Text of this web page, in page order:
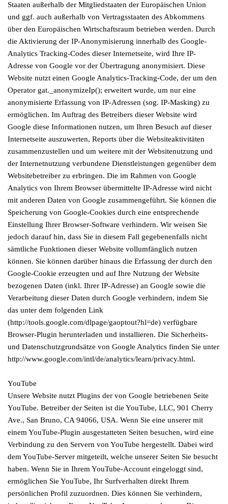
Staaten außerhalb der Mitgliedstaaten der Europäischen Union
und ggf. auch außerhalb von Vertragsstaaten des Abkommens
über den Europäischen Wirtschaftsraum betrieben werden. Durch
die Aktivierung der IP-Anonymisierung innerhalb des Google-
Analytics Tracking-Codes dieser Internetseite, wird Ihre IP-
Adresse von Google vor der Übertragung anonymisiert. Diese
Website nutzt einen Google Analytics-Tracking-Code, der um den
Operator gat._anonymizeIp(); erweitert wurde, um nur eine
anonymisierte Erfassung von IP-Adressen (sog. IP-Masking) zu
ermöglichen. Im Auftrag des Betreibers dieser Website wird
Google diese Informationen nutzen, um Ihren Besuch auf dieser
Internetseite auszuwerten, Reports über die Websiteaktivitäten
zusammenzustellen und um weitere mit der Websitenutzung und
der Internetnutzung verbundene Dienstleistungen gegenüber dem
Websitebetreiber zu erbringen. Die im Rahmen von Google
Analytics von Ihrem Browser übermittelte IP-Adresse wird nicht
mit anderen Daten von Google zusammengeführt. Sie können die
Speicherung von Google-Cookies durch eine entsprechende
Einstellung Ihrer Browser-Software verhindern. Wir weisen Sie
jedoch darauf hin, dass Sie in diesem Fall gegebenenfalls nicht
sämtliche Funktionen dieser Website vollumfänglich nutzen
können. Sie können darüber hinaus die Erfassung der durch den
Google-Cookie erzeugten und auf Ihre Nutzung der Website
bezogenen Daten (inkl. Ihrer IP-Adresse) an Google sowie die
Verarbeitung dieser Daten durch Google verhindern, indem Sie
das unter dem folgenden Link
(http://tools.google.com/dlpage/gaoptout?hl=de) verfügbare
Browser-Plugin herunterladen und installieren. Die Sicherheits-
und Datenschutzgrundsätze von Google Analytics finden Sie unter
http://www.google.com/intl/de/analytics/learn/privacy.html.
YouTube
Unsere Website nutzt Plugins der von Google betriebenen Seite
YouTube. Betreiber der Seiten ist die YouTube, LLC, 901 Cherry
Ave., San Bruno, CA 94066, USA. Wenn Sie eine unserer mit
einem YouTube-Plugin ausgestatteten Seiten besuchen, wird eine
Verbindung zu den Servern von YouTube hergestellt. Dabei wird
dem YouTube-Server mitgeteilt, welche unserer Seiten Sie besucht
haben. Wenn Sie in Ihrem YouTube-Account eingeloggt sind,
ermöglichen Sie YouTube, Ihr Surfverhalten direkt Ihrem
persönlichen Profil zuzuordnen. Dies können Sie verhindern,